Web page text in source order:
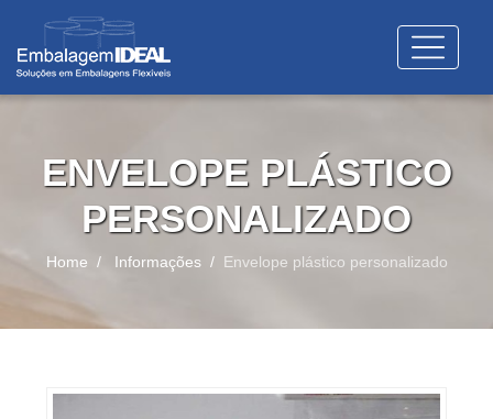
ENVELOPE PLÁSTICO
PERSONALIZADO
Home Informações Envelope plástico personalizado